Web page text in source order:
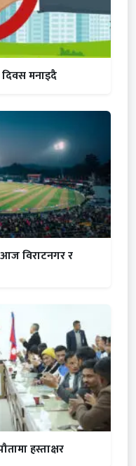
दिवस मनाइदै
विराटनगर र
हस्ताक्षर